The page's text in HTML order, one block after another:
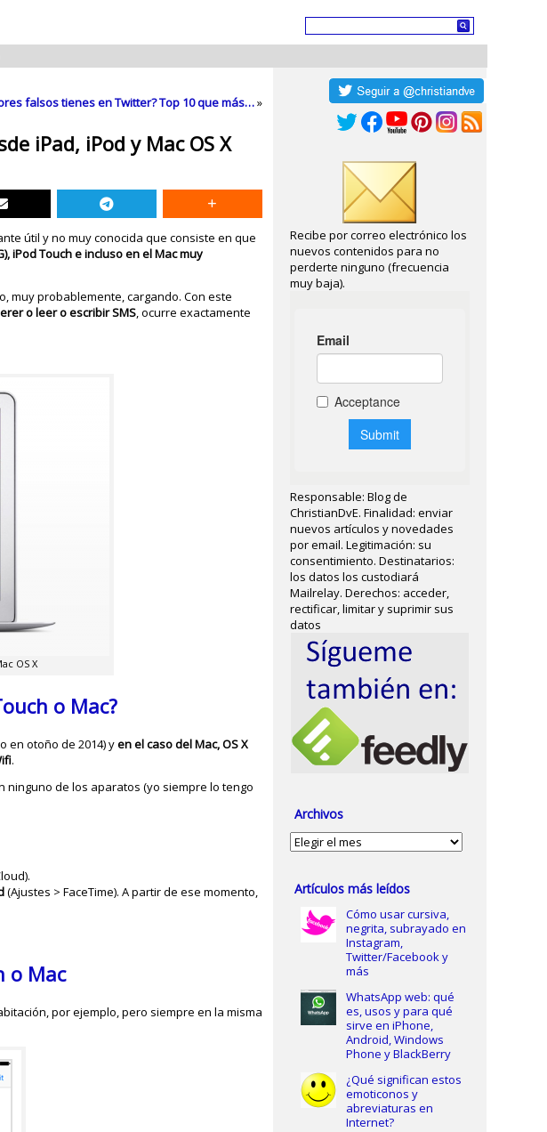
falsos tienes en Twitter? Top 10 que más…»
iPad, iPod y Mac OS X
útil y no muy conocida que consiste en que
iPod Touch e incluso en el Mac muy
muy probablemente, cargando. Con este
o leer o escribir SMS, ocurre exactamente
OS X
o Mac?
en otoño de 2014) yen el caso del Mac, OS X
.
ninguno de los aparatos (yo siempre lo tengo
(Ajustes > FaceTime). A partir de ese momento,
o Mac
por ejemplo, pero siempre en la misma
Recibe por correo electrónico los
nuevos contenidos para no
perderte ninguno (frecuencia
muy baja).
Responsable: Blog de
ChristianDvE. Finalidad: enviar
nuevos artículos y novedades
por email. Legitimación: su
consentimiento. Destinatarios:
los datos los custodiará
Mailrelay. Derechos: acceder,
rectificar, limitar y suprimir sus
datos
Archivos
Archivos
Artículos más leídos
Cómo usar cursiva,
negrita, subrayado en
Instagram,
Twitter/Facebook y
más
WhatsApp web: qué
es, usos y para qué
sirve en iPhone,
Android, Windows
Phone y BlackBerry
¿Qué significan estos
emoticonos y
abreviaturas en
Internet?